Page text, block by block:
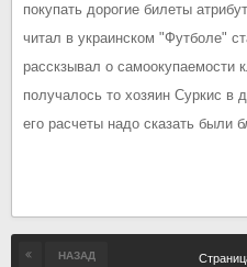
покупать дорогие билеты
читал в украинском "Футболе"
расскзывал о самоокупаемости
получалось то хозяин Суркис в
его расчеты надо сказать были
НАЗАД